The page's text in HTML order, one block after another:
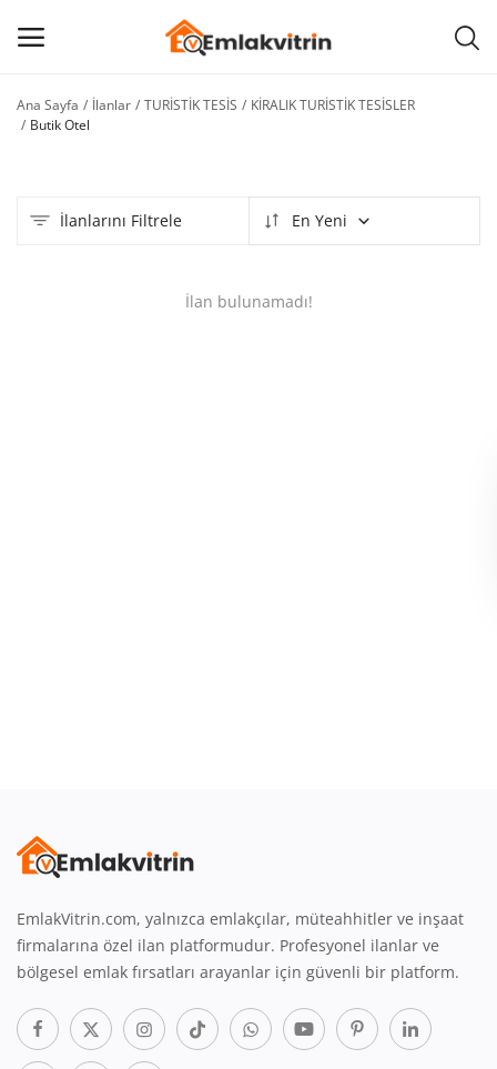
İlan
Ana menü
Ana Sayfa İlanlar TURİSTİK TESİS
KİRALIK TURİSTİK TESİSLER
Butik Otel
İlanlarını Filtrele En Yeni
İlan bulunamadı!
EmlakVitrin.com, yalnızca emlakçılar, müteahhitler ve inşaat
firmalarına özel ilan platformudur. Profesyonel ilanlar ve
bölgesel emlak fırsatları arayanlar için güvenli bir platform.